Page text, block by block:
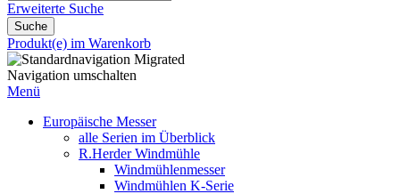
Erweiterte Suche
Suche
Produkt(e) im Warenkorb
Navigation umschalten
Menü
Europäische Messer
alle Serien im Überblick
R.Herder Windmühle
Windmühlenmesser
Windmühlen K-Serie